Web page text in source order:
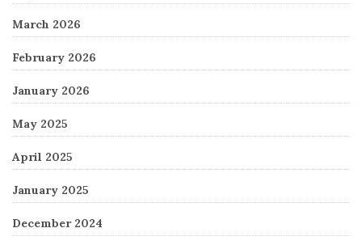
March 2026
February 2026
January 2026
May 2025
April 2025
January 2025
December 2024